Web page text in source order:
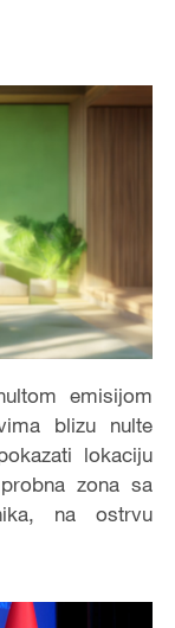
emisijom
blizu nulte
lokaciju
zona sa
na ostrvu